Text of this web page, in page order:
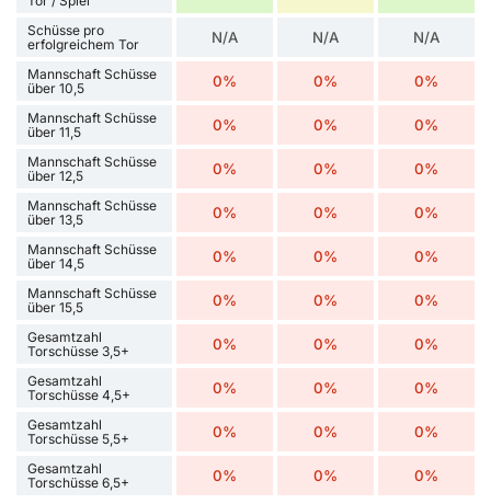
Schüsse pro
erfolgreichem Tor
N/A N/A N/A
Mannschaft Schüsse
über 10,5
0% 0% 0%
Mannschaft Schüsse
über 11,5
0% 0% 0%
Mannschaft Schüsse
über 12,5
0% 0% 0%
Mannschaft Schüsse
über 13,5
0% 0% 0%
Mannschaft Schüsse
über 14,5
0% 0% 0%
Mannschaft Schüsse
über 15,5
0% 0% 0%
Gesamtzahl
Torschüsse 3,5+
0% 0% 0%
Gesamtzahl
Torschüsse 4,5+
0% 0% 0%
Gesamtzahl
Torschüsse 5,5+
0% 0% 0%
Gesamtzahl
Torschüsse 6,5+
0% 0% 0%